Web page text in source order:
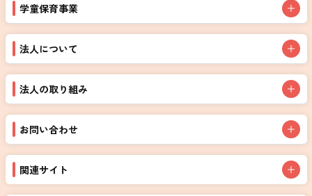
学童保育事業
法人について
法人の取り組み
お問い合わせ
関連サイト